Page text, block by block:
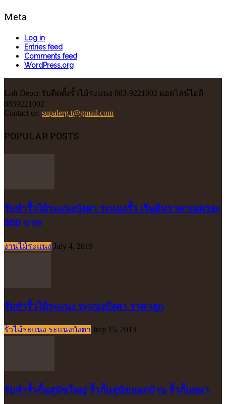
Meta
Log in
Entries feed
Comments feed
WordPress.org
Loft Deocr รับติดตั้งรั้วไม้ระแนง 083-9221002 แอดไลน์ไอดี
0839221002
Contact us: supalerg.t@gmail.com
POPULAR POSTS
รับทำรั้วไม้ระแนงบังตา ระแนงรั้ว เริ่มต้นราคาเมตรละ
800 บาท
งานไม้ระแนง July 4, 2019
รับทำรั้วไม้ระแนง ระแนงบังตา ราคาถูก
รั้วไม้ระแนง ระแนงบังตา July 15, 2013
รับทำรั้วกั้นสุนัขใหญ่ รั้วกั้นสุนัขนอกบ้าน รั้วกั้นหมา